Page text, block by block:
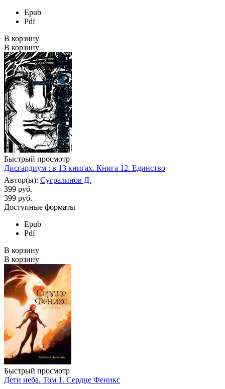
Epub
Pdf
В корзину
В корзину
Быстрый просмотр
Дисгардиум : в 13 книгах. Книга 12. Единство
Автор(ы): Сугралинов Д.
399 руб.
399 руб.
Доступные форматы
Epub
Pdf
В корзину
В корзину
Быстрый просмотр
Дети неба. Том 1. Сердце Феникс